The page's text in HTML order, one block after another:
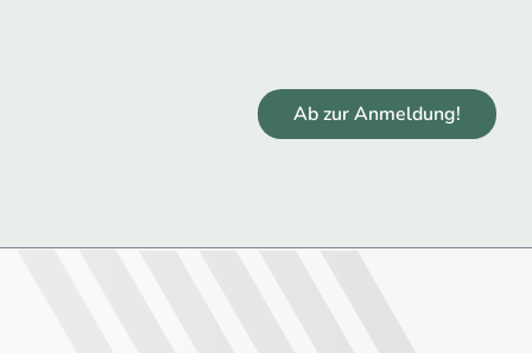
Ab zur Anmeldung!